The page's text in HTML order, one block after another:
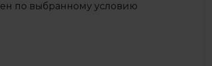
по выбранному условию